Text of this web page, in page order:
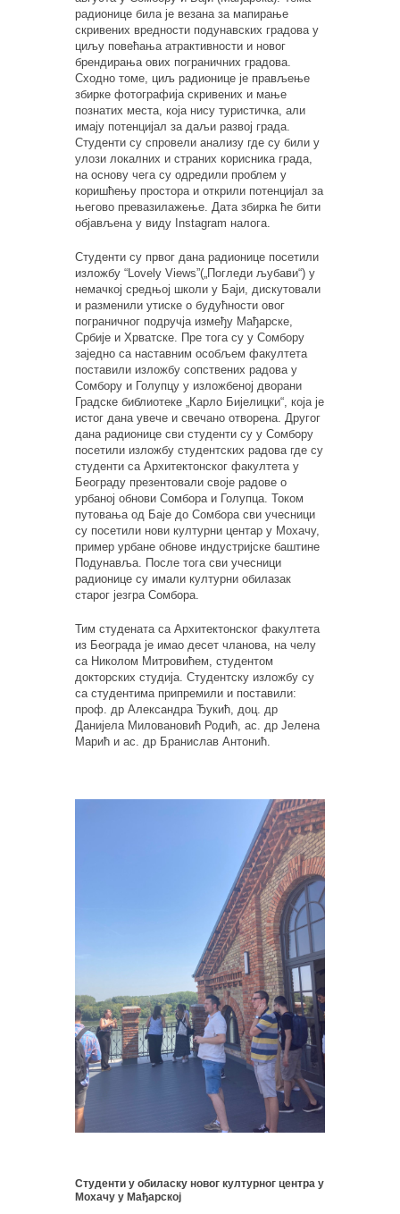
радионице била је везана за мапирање
скривених вредности подунавских градова у
циљу повећања атрактивности и новог
брендирања ових пограничних градова.
Сходно томе, циљ радионице је прављење
збирке фотографија скривених и мање
познатих места, која нису туристичка, али
имају потенцијал за даљи развој града.
Студенти су спровели анализу где су били у
улози локалних и страних корисника града,
на основу чега су одредили проблем у
коришћењу простора и открили потенцијал за
његово превазилажење. Дата збирка ће бити
објављена у виду Instagram налога.
Студенти су првог дана радионице посетили
изложбу “Lovely Views”(„Погледи љубави“) у
немачкој средњој школи у Баји, дискутовали
и разменили утиске о будућности овог
пограничног подручја између Мађарске,
Србије и Хрватске. Пре тога су у Сомбору
заједно са наставним особљем факултета
поставили изложбу сопствених радова у
Сомбору и Голупцу у изложбеној дворани
Градске библиотеке „Карло Бијелицки“, која је
истог дана увече и свечано отворена. Другог
дана радионице сви студенти су у Сомбору
посетили изложбу студентских радова где су
студенти са Архитектонског факултета у
Београду презентовали своје радове о
урбаној обнови Сомбора и Голупца. Током
путовања од Баје до Сомбора сви учесници
су посетили нови културни центар у Мохачу,
пример урбане обнове индустријске баштине
Подунавља. После тога сви учесници
радионице су имали културни обилазак
старог језгра Сомбора.
Тим студената са Архитектонског факултета
из Београда је имао десет чланова, на челу
са Николом Митровићем, студентом
докторских студија. Студентску изложбу су
са студентима припремили и поставили:
проф. др Александра Ђукић, доц. др
Данијела Миловановић Родић, ас. др Јелена
Марић и ас. др Бранислав Антонић.
Студенти у обиласку новог културног центра у
Мохачу у Мађарској